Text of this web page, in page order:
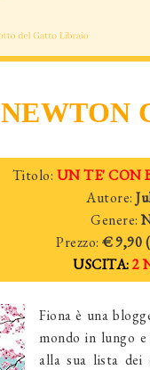
NEWTON
Titolo: UN TE' CON
Autore:
Genere:
Prezzo: € 9,90
USCITA:2
Fiona è una
mondo in lungo
alla sua lista dei